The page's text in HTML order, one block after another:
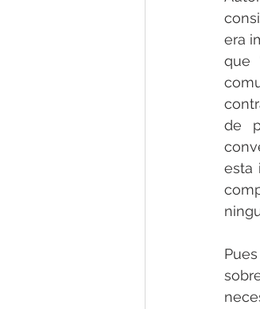
era
que
de
esta